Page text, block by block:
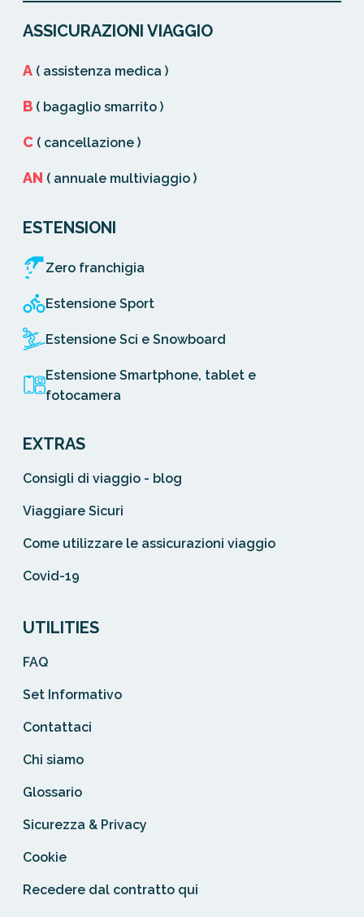
ASSICURAZIONI VIAGGIO
A ( assistenza medica )
B ( bagaglio smarrito )
C ( cancellazione )
AN ( annuale multiviaggio )
ESTENSIONI
Zero franchigia
Estensione Sport
Estensione Sci e Snowboard
Estensione Smartphone, tablet e
fotocamera
EXTRAS
Consigli di viaggio - blog
Viaggiare Sicuri
Come utilizzare le assicurazioni viaggio
Covid-19
UTILITIES
FAQ
Set Informativo
Contattaci
Chi siamo
Glossario
Sicurezza & Privacy
Cookie
Recedere dal contratto qui